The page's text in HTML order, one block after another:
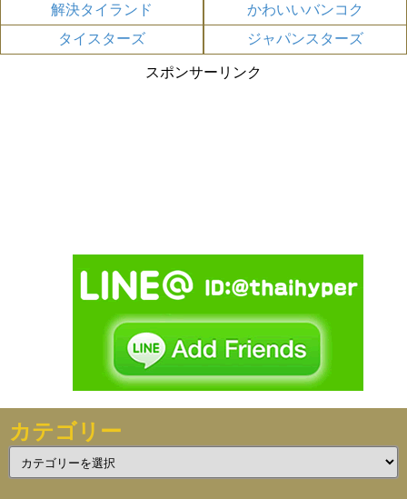
解決タイランド
かわいいバンコク
タイスターズ
ジャパンスターズ
スポンサーリンク
カテゴリー
テ